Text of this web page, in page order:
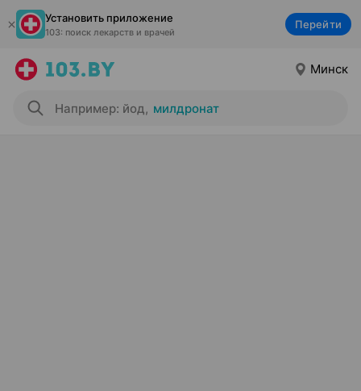
Установить приложение
103: поиск лекарств и врачей
Перейти
Минск
Например: йод, милдронат